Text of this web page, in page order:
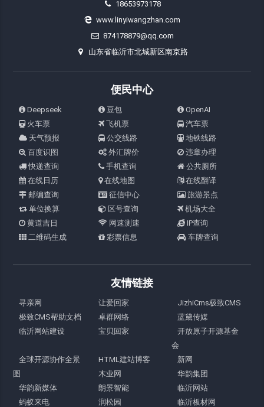
18653973178
www.linyiwangzhan.com
874178879@qq.com
山东省临沂市北城新区南京路
便民中心
Deepseek 豆包
OpenAI
火车票
飞机票
汽车票
天气预报
公交线路
地铁线路
百度识图
外汇牌价
违章办理
快递查询
手机查询
公共厕所
在线日历
在线地图
在线翻译
邮编查询
征信中心
旅游景点
单位换算
区号查询
机场大全
黄道吉日
网速测速
IP查询
二维码生成
彩票信息 车牌查询
友情链接
寻亲网 让爱回家
JizhiCms极致CMS
极致CMS帮助文档
卓群网络
蓝黛传媒
临沂网站建设
宝贝回家
开放原子开源基金
会
全球开源协作全景
图
HTML建站博客
新网
木业网
华韵集团
华韵新媒体
朗景智能
临沂网站
蚂蚁来电
润松园
临沂板材网